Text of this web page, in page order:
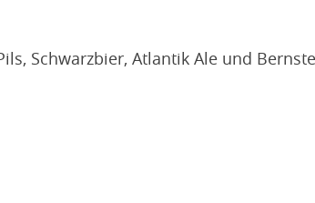
Schwarzbier, Atlantik Ale und